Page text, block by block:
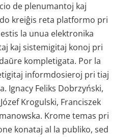
de plenumantoj kaj
kreiĝis reta platformo pri
la unua elektronika
kaj sistemigitaj konoj pri
kompletigata. Por la
informdosieroj pri tiaj
Ignacy Feliks Dobrzyński,
Krogulski, Franciszek
Krome temas pri
konataj al la publiko, sed